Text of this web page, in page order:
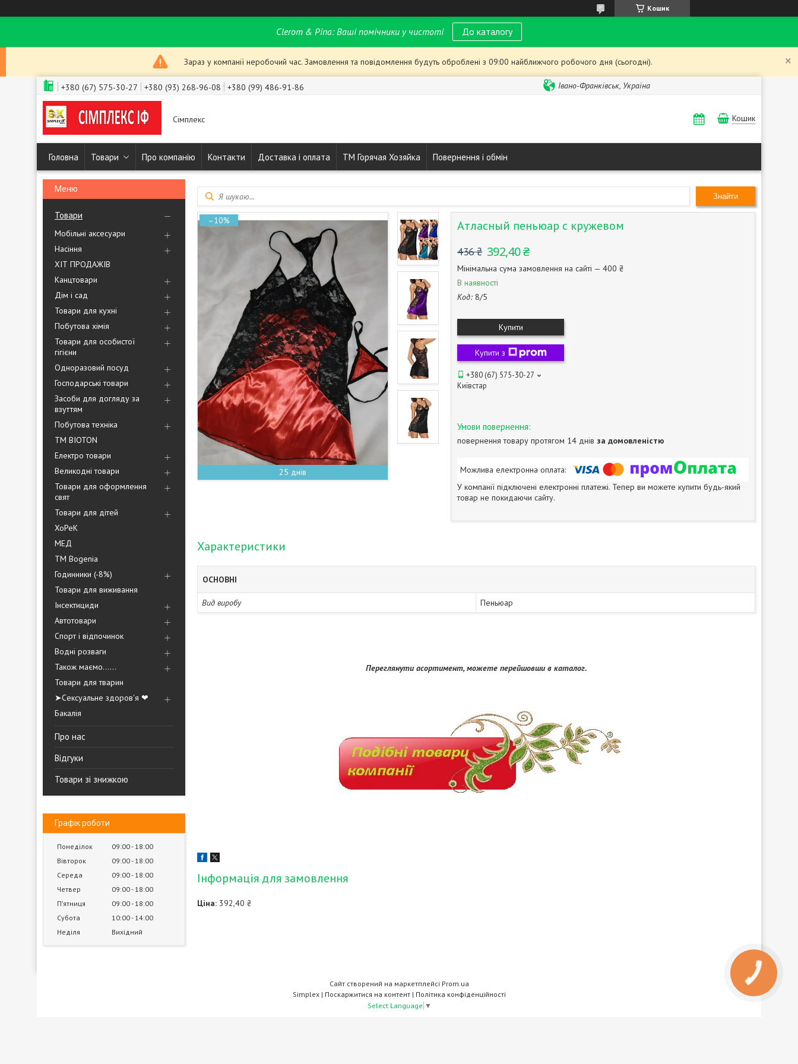
Кошик
Clerom & Pina: Ваші помічники у чистоті До каталогу
Зараз у компанії неробочий час. Замовлення та повідомлення будуть оброблені з 09:00 найближчого робочого дня (сьогодні).
+380 (67) 575-30-27 +380 (93) 268-96-08 +380 (99) 486-91-86 Івано-Франківськ, Україна
Сімплекс Кошик
Головна Товари Про компанію Контакти Доставка і оплата ТМ Горячая Хозяйка Повернення і обмін
Товари
Мобільні аксесуари
Насіння
ХІТ ПРОДАЖІВ
Канцтовари
Дім і сад
Товари для кухні
Побутова хімія
Товари для особистої
гігієни
Одноразовий посуд
Господарські товари
Засоби для догляду за
взуттям
Побутова техніка
ТМ BIOTON
Електро товари
Великодні товари
Товари для оформлення
свят
Товари для дітей
ХоРеК
МЕД
ТМ Bogenia
Годинники (-8%)
Товари для виживання
Інсектициди
Автотовари
Спорт і відпочинок
Водні розваги
Також маємо......
Товари для тварин
➤Сексуальне здоров'я ❤
Бакалія
Про нас
Відгуки
Товари зі знижкою
Графік роботи
Понеділок 09:00 18:00
Вівторок
09:00 18:00
Середа
09:00 18:00
Четвер
09:00 18:00
Пʼятниця
09:00 18:00
Субота
10:00 14:00
Неділя
Вихідний
Знайти
–10%
25 днів
Атласный пеньюар с кружевом
436 ₴ 392,40 ₴
Мінімальна сума замовлення на сайті — 400 ₴
В наявності
Код: 8/5
Купити
Купити з
+380 (67) 575-30-27
Київстар
повернення товару протягом 14 днів за домовленістю
У компанії підключені електронні платежі. Тепер ви можете купити будь-який
товар не покидаючи сайту.
Характеристики
ОСНОВНІ
Вид виробу Пеньюар
Переглянути асортимент, можете перейшовши в каталог.
Інформація для замовлення
Ціна: 392,40 ₴
Сайт створений на маркетплейсі Prom.ua
Simplex | Поскаржитися на контент | Політика конфіденційності
Select Language ▼
КНОПКА
ЗВ'ЯЗКУ